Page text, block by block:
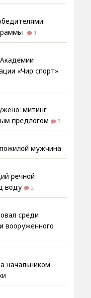
1
«Чир спорт»
митинг
предлогом
3
мужчина
речной
воду
2
среди
вооруженного
начальником